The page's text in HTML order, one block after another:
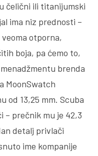
čelični ili titanijumski
ima niz prednosti –
otporna,
boja, pa ćemo to,
brenda
MoonSwatch
od 13,25 mm. Scuba
– prečnik mu je 42,3
detalj privlači
ime kompanije